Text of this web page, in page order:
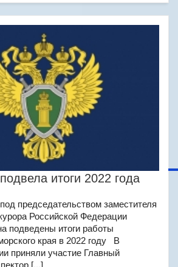
итоги 2022 года
председательством заместителя
Российской Федерации
подведены итоги работы
края в 2022 году В
приняли участие Главный
[...]